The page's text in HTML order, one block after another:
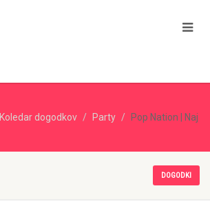
Koledar dogodkov Party Pop Nation | Naj
DOGODKI